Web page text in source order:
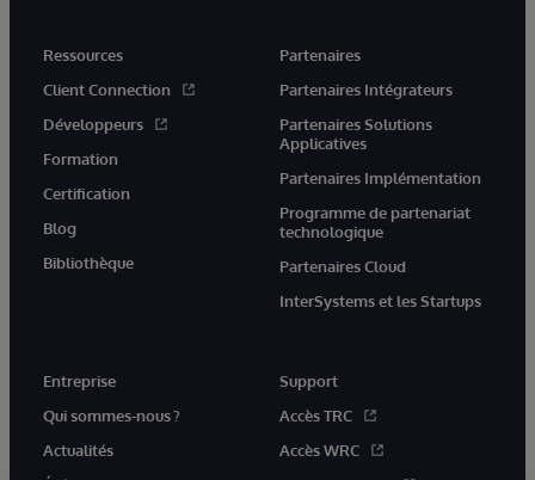
Ressources
Client Connection
Développeurs
Formation
Certification
Blog
Bibliothèque
Partenaires
Partenaires Intégrateurs
Partenaires Solutions
Applicatives
Partenaires Implémentation
Programme de partenariat
technologique
Partenaires Cloud
InterSystems et les Startups
Entreprise
Qui sommes-nous ?
Actualités
Support
Accès TRC
Accès WRC